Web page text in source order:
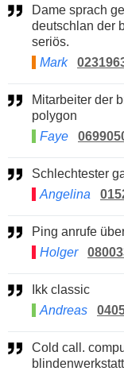
Dame sprach gebrochen deutsch, großhändler aus
deutschlan der
seriös.
Mark
Mitarbeiter der brand und wasserschadensanierungsfirma
polygon
Faye
Schlechtester
Angelina
Ping anrufe
Holger
Ikk classic
Andreas
Cold call. computer generierter anruf einer angeblichen